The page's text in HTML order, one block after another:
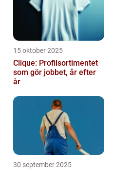
15 oktober 2025
Clique: Profilsortimentet
som gör jobbet, år efter
år
30 september 2025